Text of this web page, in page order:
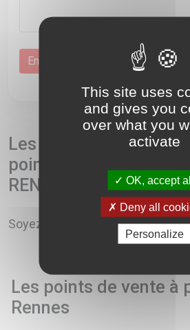
Les avis et
point de vente
RENNES CC
0
Soyez le premier à écrire un
Les points de vente à
Rennes
This site uses
and gives you
over what you
activate
OK, accept all
Deny all
Personalize